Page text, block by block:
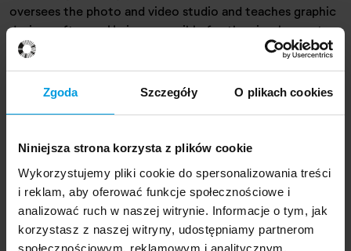
Zgoda Szczegóły O plikach cookies
Niniejsza strona korzysta z plików cookie
Wykorzystujemy pliki cookie do spersonalizowania treści
i reklam, aby oferować funkcje społecznościowe i
analizować ruch w naszej witrynie. Informacje o tym, jak
korzystasz z naszej witryny, udostępniamy partnerom
społecznościowym, reklamowym i analitycznym.
oversees the photo and video studio and teaches graphic
design software. He is responsible for the visual aspects
of SoF's promotional materials and website.
Related content
15 March 2022
Clear signs